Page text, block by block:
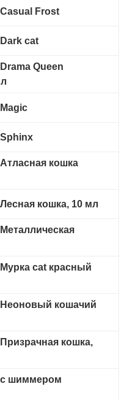
Frost
cat
Queen
кошка
кошка, 10 мл
cat красный
Неоновый кошачий
кошка,
с шиммером